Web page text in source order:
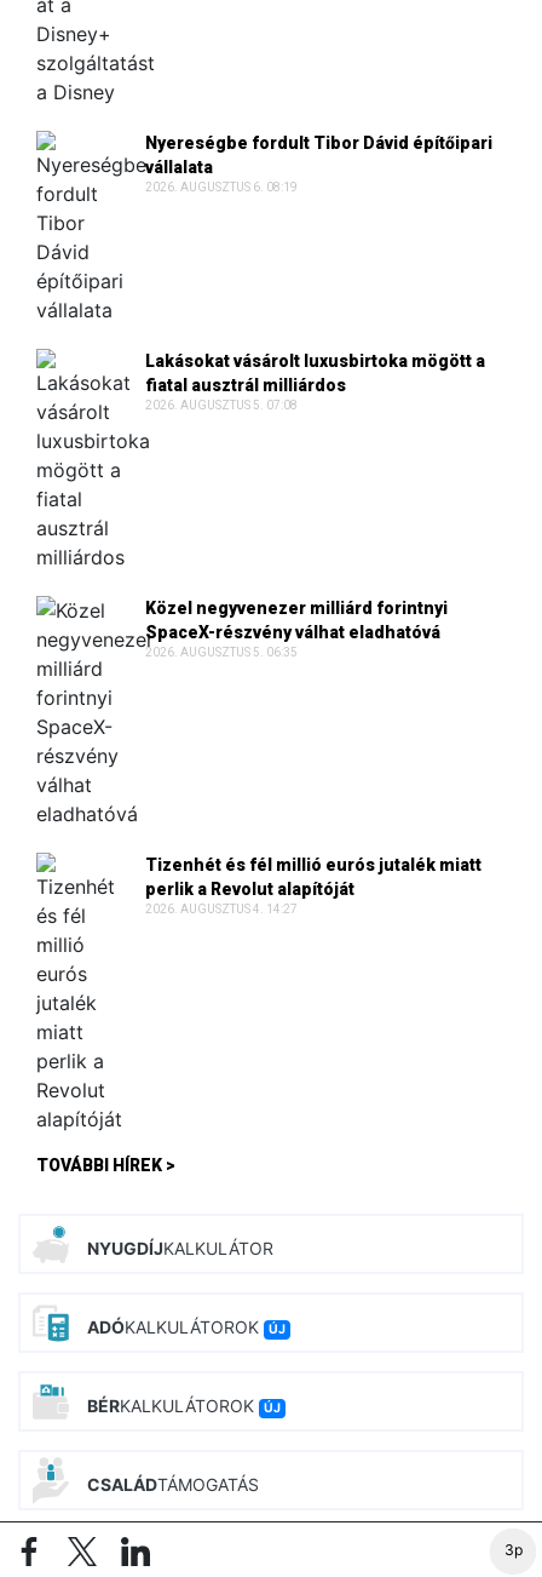
3p
Nyereségbe fordult Tibor Dávid építőipari
vállalata
2026. AUGUSZTUS 6. 08:19
Lakásokat vásárolt luxusbirtoka mögött a
fiatal ausztrál milliárdos
2026. AUGUSZTUS 5. 07:08
Közel negyvenezer milliárd forintnyi
SpaceX-részvény válhat eladhatóvá
2026. AUGUSZTUS 5. 06:35
Tizenhét és fél millió eurós jutalék miatt
perlik a Revolut alapítóját
2026. AUGUSZTUS 4. 14:27
TOVÁBBI HÍREK >
NYUGDÍJKALKULÁTOR
ADÓKALKULÁTOROK ÚJ
BÉRKALKULÁTOROK ÚJ
CSALÁDTÁMOGATÁS
INGATLAN